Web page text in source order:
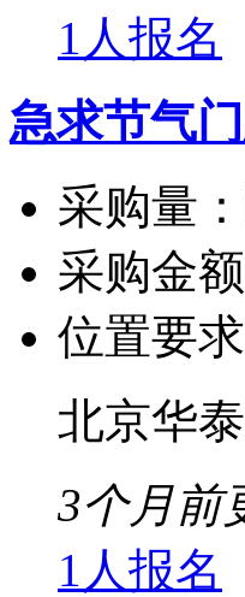
1人报名
急求节气
采购量：
采购金
位置要求
北京华
3个月前
1人报名